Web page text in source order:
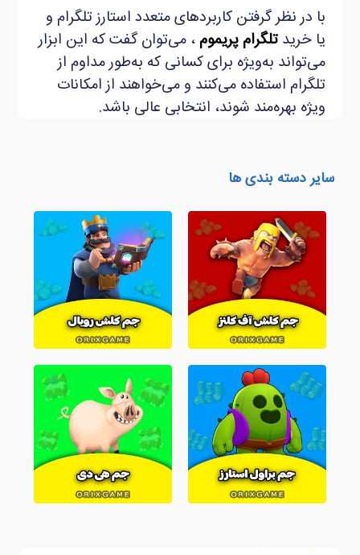
با در نظر گرفتن کاربردهای متعدد استارز تلگرام و
یا خریدتلگرام پریموم ، می‌توان گفت که این ابزار
می‌تواند به‌ویژه برای کسانی که به‌طور مداوم از
تلگرام استفاده می‌کنند و می‌خواهند از امکانات
ویژه بهره‌مند شوند، انتخابی عالی باشد.
سایر دسته بندی ها